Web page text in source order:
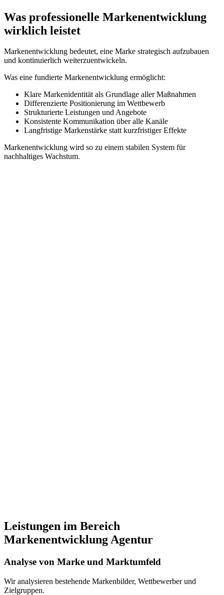
Was professionelle Markenentwicklung
wirklich leistet
Markenentwicklung bedeutet, eine Marke strategisch aufzubauen
und kontinuierlich weiterzuentwickeln.
Was eine fundierte Markenentwicklung ermöglicht:
Klare Markenidentitätals Grundlage aller Maßnahmen
Differenzierte Positionierung im Wettbewerb
Strukturierte Leistungen und Angebote
Konsistente Kommunikation über alle Kanäle
Langfristige Markenstärke statt kurzfristiger Effekte
Markenentwicklung wird so zu einem stabilen System für
nachhaltiges Wachstum.
Leistungen im Bereich
Markenentwicklung Agentur
Analyse von Marke und Marktumfeld
Wir analysieren bestehende Markenbilder, Wettbewerber und
Zielgruppen.